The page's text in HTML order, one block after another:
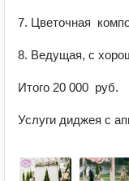
7. Цветочная
8. Ведущая, с
Итого 20 000  руб.
Услуги диджея с